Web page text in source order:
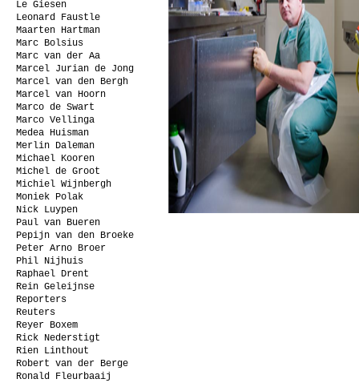
Le Giesen
Leonard Faustle
Maarten Hartman
Marc Bolsius
Marc van der Aa
Marcel Jurian de Jong
Marcel van den Bergh
Marcel van Hoorn
Marco de Swart
Marco Vellinga
Medea Huisman
Merlin Daleman
Michael Kooren
Michel de Groot
Michiel Wijnbergh
Moniek Polak
Nick Luypen
Paul van Bueren
Pepijn van den Broeke
Peter Arno Broer
Phil Nijhuis
Raphael Drent
Rein Geleijnse
Reporters
Reuters
Reyer Boxem
Rick Nederstigt
Rien Linthout
Robert van der Berge
Ronald Fleurbaaij